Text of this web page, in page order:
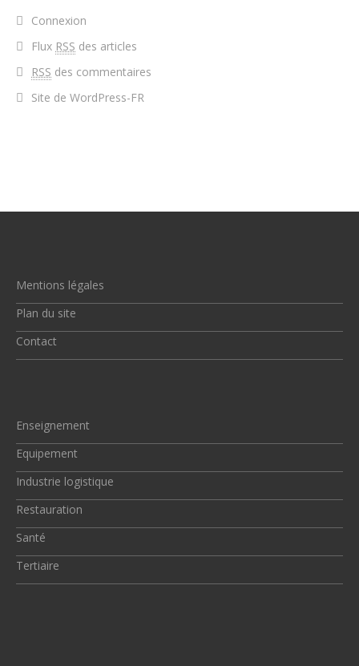
Connexion
Flux RSS des articles
RSS des commentaires
Site de WordPress-FR
Mentions légales
Plan du site
Contact
Enseignement
Equipement
Industrie logistique
Restauration
Santé
Tertiaire